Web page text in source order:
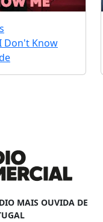
Don't Know
MAIS OUVIDA DE